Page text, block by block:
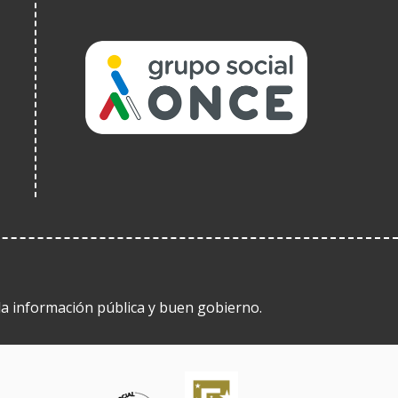
información pública y buen gobierno.